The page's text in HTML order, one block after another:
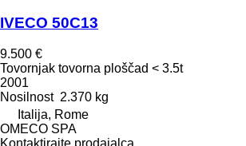
IVECO 50C13
9.500 €
Tovornjak tovorna ploščad < 3.5t
2001
Nosilnost 2.370 kg
Italija, Rome
OMECO SPA
Kontaktirajte prodajalca